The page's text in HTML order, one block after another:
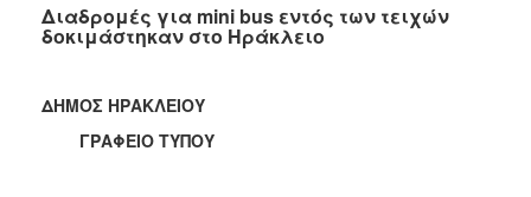
2022
2020
2019
Διαδρομές για mini bus εντός των τειχών
δοκιμάστηκαν στο Ηράκλειο
ΔΗΜΟΣ ΗΡΑΚΛΕΙΟΥ
ΓΡΑΦΕΙΟ ΤΥΠΟΥ